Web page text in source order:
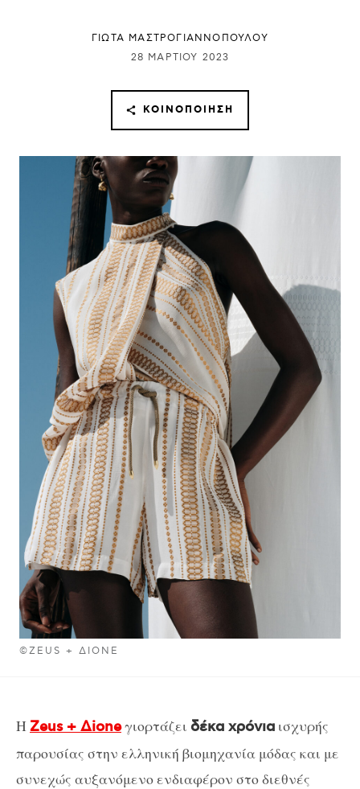
©ZEUS + ΔIONE
ΓΙΩΤΑ ΜΑΣΤΡΟΓΙΑΝΝΟΠΟΥΛΟΥ
28 ΜΑΡΤΊΟΥ 2023
ΚΟΙΝΟΠΟΊΗΣΗ
Η Zeus + Δioneγιορτάζει δέκα χρόνια ισχυρής
παρουσίας στην ελληνική βιομηχανία μόδας και με
συνεχώς αυξανόμενο ενδιαφέρον στο διεθνές